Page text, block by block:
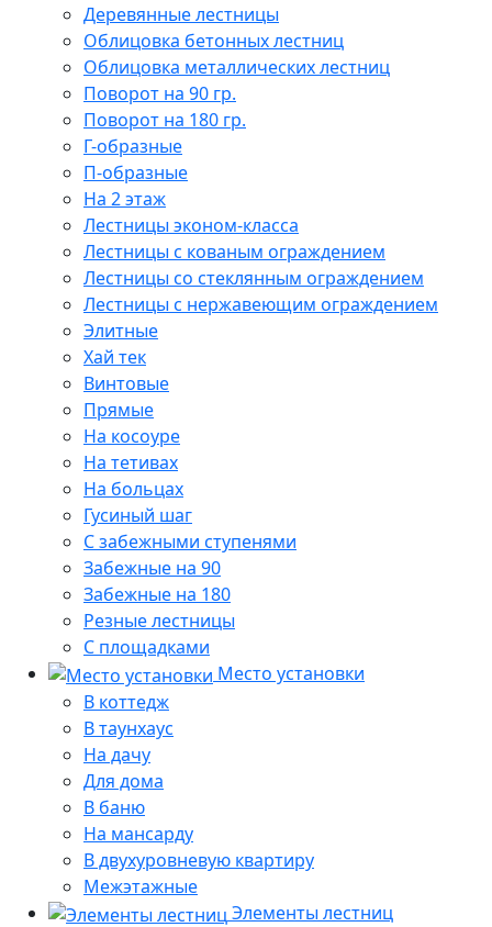
Деревянные лестницы
Облицовка бетонных лестниц
Облицовка металлических лестниц
Поворот на 90 гр.
Поворот на 180 гр.
Г-образные
П-образные
На 2 этаж
Лестницы эконом-класса
Лестницы с кованым ограждением
Лестницы со стеклянным ограждением
Лестницы с нержавеющим ограждением
Элитные
Хай тек
Винтовые
Прямые
На косоуре
На тетивах
На больцах
Гусиный шаг
С забежными ступенями
Забежные на 90
Забежные на 180
Резные лестницы
С площадками
Место установки
В коттедж
В таунхаус
На дачу
Для дома
В баню
На мансарду
В двухуровневую квартиру
Межэтажные
Элементы лестниц